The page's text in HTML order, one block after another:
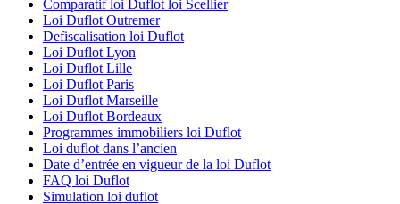
Comparatif loi Duflot loi Scellier
Loi Duflot Outremer
Defiscalisation loi Duflot
Loi Duflot Lyon
Loi Duflot Lille
Loi Duflot Paris
Loi Duflot Marseille
Loi Duflot Bordeaux
Programmes immobiliers loi Duflot
Loi duflot dans l’ancien
Date d’entrée en vigueur de la loi Duflot
FAQ loi Duflot
Simulation loi duflot